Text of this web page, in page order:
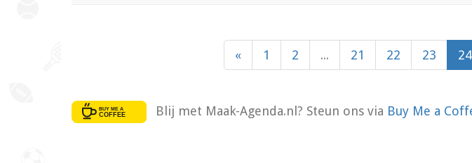
« 1 2 ... 21 22 23 24
Blij met Maak-Agenda.nl? Steun ons via Buy Me a